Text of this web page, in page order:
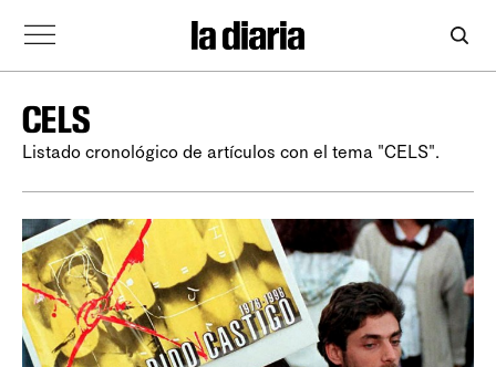
CELS
Listado cronológico de artículos con el tema "CELS".